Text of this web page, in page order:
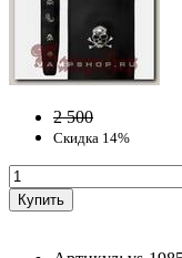
2 500
Скидка 14%